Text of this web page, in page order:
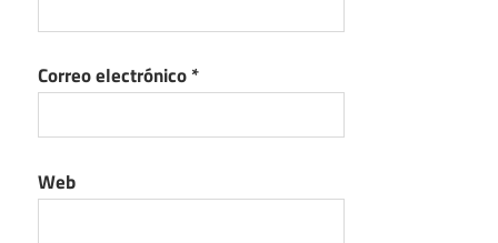
Correo electrónico*
Web